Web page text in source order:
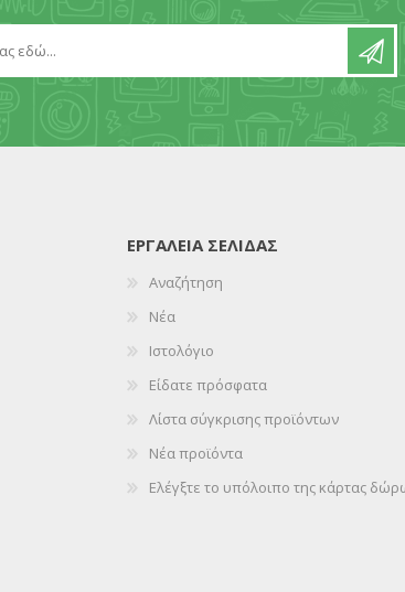
ΕΡΓΑΛΕΊΑ ΣΕΛΊΔΑΣ
Αναζήτηση
Νέα
Ιστολόγιο
Είδατε πρόσφατα
Λίστα σύγκρισης προϊόντων
Νέα προϊόντα
Ελέγξτε το υπόλοιπο της κάρτας